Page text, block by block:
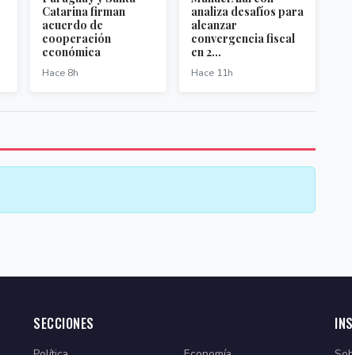
Catarina firman
acuerdo de
cooperación
económica
Hace 8h
analiza desafíos para
alcanzar
convergencia fiscal
en 2...
Hace 11h
SECCIONES